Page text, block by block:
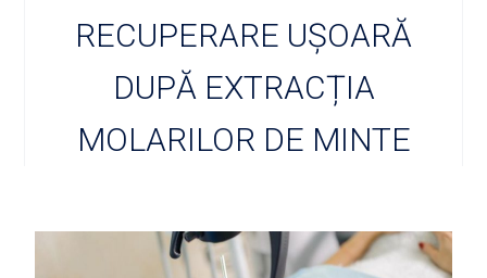
RECUPERARE UȘOARĂ
DUPĂ EXTRACȚIA
MOLARILOR DE MINTE